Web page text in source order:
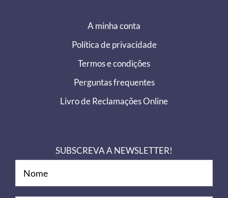
A minha conta
Política de privacidade
Termos e condições
Perguntas frequentes
Livro de Reclamações Online
SUBSCREVA A NEWSLETTER!